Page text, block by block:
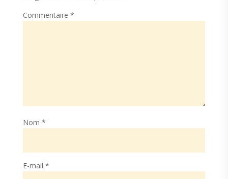
Commentaire *
Nom *
E-mail *